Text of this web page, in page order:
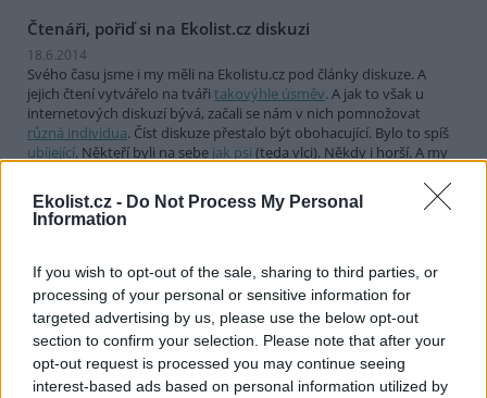
Ekolist.cz - Do Not Process My Personal
Information
If you wish to opt-out of the sale, sharing to third parties, or
processing of your personal or sensitive information for
targeted advertising by us, please use the below opt-out
section to confirm your selection. Please note that after your
opt-out request is processed you may continue seeing
interest-based ads based on personal information utilized by
Čtenáři, pořiď si na Ekolist.cz diskuzi
18.6.2014
Svého času jsme i my měli na Ekolistu.cz pod články diskuze. A
jejich čtení vytvářelo na tváři takovýhle úsměv. A jak to však u
internetových diskuzí bývá, začali se nám v nich pomnožovat
různá individua. Číst diskuze přestalo být obohacující. Bylo to spíš
ubíjející. Někteří byli na sebe jak psi (teda vlci). Někdy i horší. A my
Nadělte si pod stromeček Ekolist.cz. Příští rok už
možná nebudete mít šanci
Jak asi mnozí víte, Ekolist.cz se již řadu měsíců potácí na hraně
existence a proto oslovuje své čtenáře sežádostí o podporu
Chápu, že je těžko vidět pod kapotu neziskového média. Pokusím
se objasnit příčiny naší současné neutěšené situace. Některé
příčiny jsou čistě objektivní a ovlivnit jsme je nemohli. Za něco si
můžeme sami.